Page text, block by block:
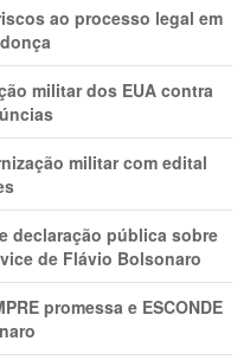
ao processo legal em
militar dos EUA contra
militar com edital
declaração pública sobre
de Flávio Bolsonaro
promessa e ESCONDE